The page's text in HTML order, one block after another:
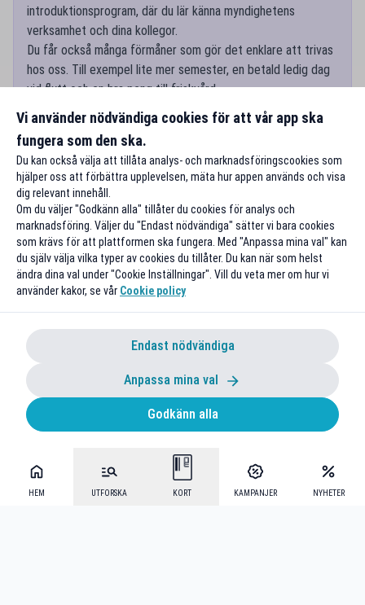
HEM UTFORSKA KORT KAMPANJER NYHETER
introduktionsprogram, där du lär känna myndighetens
verksamhet och dina kollegor.
Du får också många förmåner som gör det enklare att trivas
hos oss. Till exempel lite mer semester, en betald ledig dag
vid flytt och en bra peng till friskvård.
Lär mer om vilka förmåner du får
Vi använder nödvändiga cookies för att vår app ska
fungera som den ska.
Du kan också välja att tillåta analys- och marknadsföringscookies som
hjälper oss att förbättra upplevelsen, mäta hur appen används och visa
dig relevant innehåll.
Om du väljer "Godkänn alla" tillåter du cookies för analys och
marknadsföring. Väljer du "Endast nödvändiga" sätter vi bara cookies
som krävs för att plattformen ska fungera. Med "Anpassa mina val" kan
du själv välja vilka typer av cookies du tillåter. Du kan när som helst
ändra dina val under "Cookie Inställningar". Vill du veta mer om hur vi
använder kakor, se vår Cookie policy
Endast nödvändiga
Anpassa mina val
Godkänn alla